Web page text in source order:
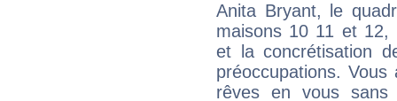
Anita Bryant, le
maisons 10 11 et 12,
et la concrétisation
préoccupations.
rêves en vous sans